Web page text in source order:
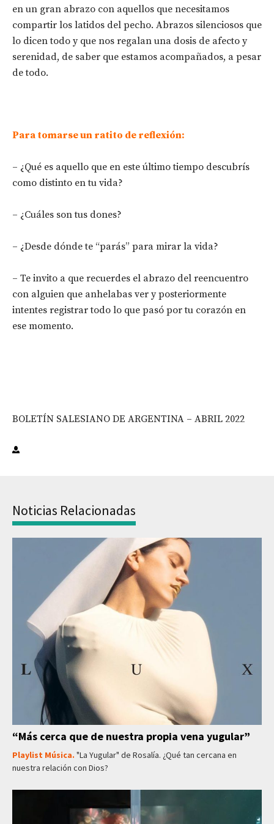
en un gran abrazo con aquellos que necesitamos
compartir los latidos del pecho. Abrazos silenciosos que
lo dicen todo y que nos regalan una dosis de afecto y
serenidad, de saber que estamos acompañados, a pesar
de todo.
Para tomarse un ratito de reflexión:
– ¿Qué es aquello que en este último tiempo descubrís
como distinto en tu vida?
– ¿Cuáles son tus dones?
– ¿Desde dónde te “parás” para mirar la vida?
– Te invito a que recuerdes el abrazo del reencuentro
con alguien que anhelabas ver y posteriormente
intentes registrar todo lo que pasó por tu corazón en
ese momento.
BOLETÍN SALESIANO DE ARGENTINA – ABRIL 2022
Noticias Relacionadas
“Más cerca que de nuestra propia vena yugular”
Playlist Música. "La Yugular" de Rosalía. ¿Qué tan cercana en
nuestra relación con Dios?